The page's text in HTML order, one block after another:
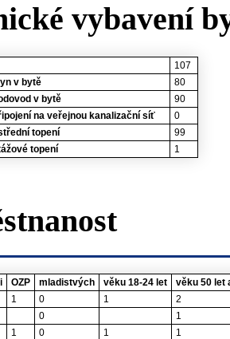
vybavení
107
v bytě
80
v bytě
90
na veřejnou kanalizační síť
0
topení
99
topení
1
OZP mladistvých věku 18-24 let
věku 50 let
1 0 1
2
0
1
1 0 1 1